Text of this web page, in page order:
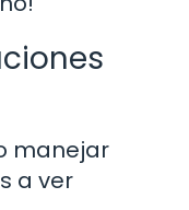
manejar
a ver